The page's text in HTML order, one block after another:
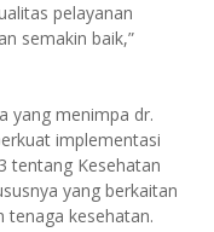
pelayanan
semakin baik,”
yang menimpa dr.
implementasi
tentang Kesehatan
yang berkaitan
tenaga kesehatan.